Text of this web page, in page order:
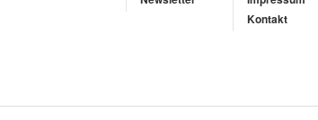
Kontakt